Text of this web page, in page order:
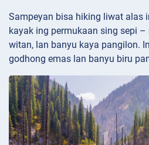
Sampeyan bisa hiking liwat alas
kayak ing permukaan sing sepi
witan, lan banyu kaya pangilon.
godhong emas lan banyu biru